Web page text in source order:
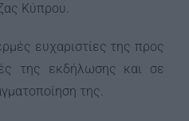
Κύπρου.
ευχαριστίες της προς
της εκδήλωσης και σε
της.